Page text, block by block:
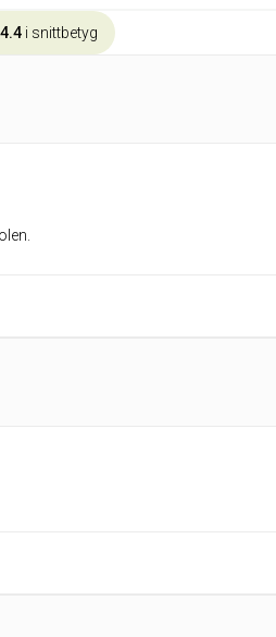
4.4 i snittbetyg